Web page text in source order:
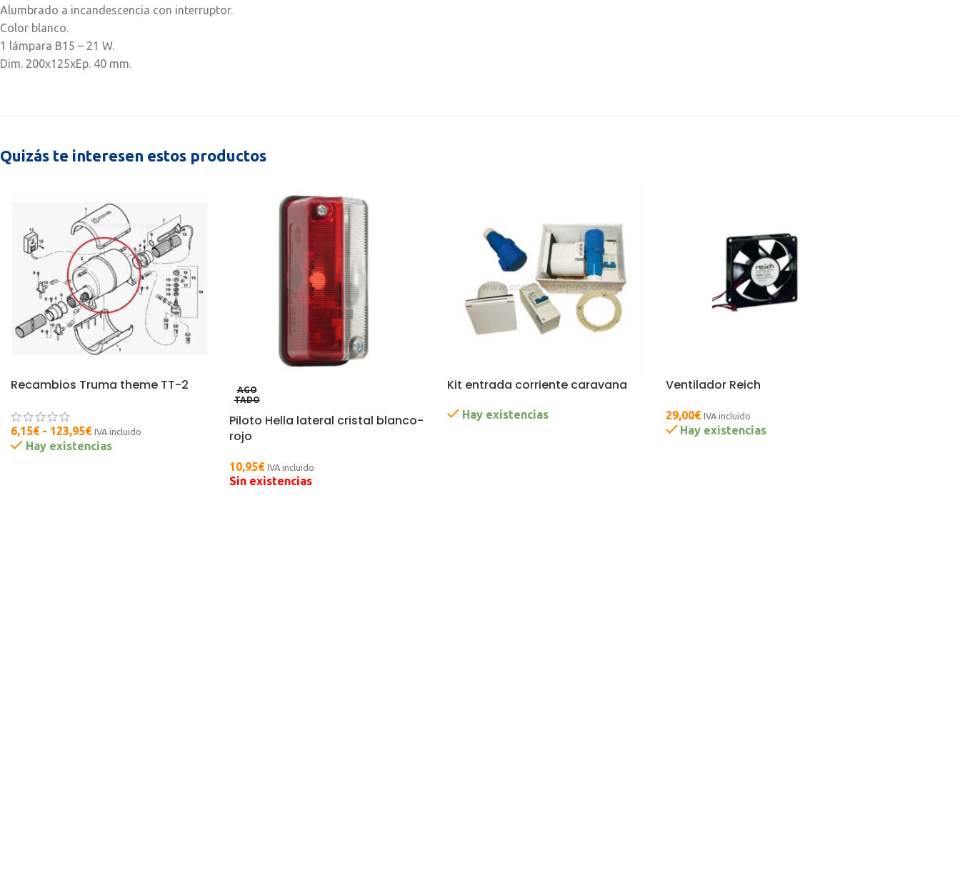
Alumbrado a incandescencia con interruptor.
Color blanco.
1 lámpara B15 – 21 W.
Dim. 200x125xEp. 40 mm.
Quizás te interesen estos productos
Recambios Truma theme TT-2
6,15€ - 123,95€ IVA incluido
Hay existencias
AGO
TADO
Piloto Hella lateral cristal blanco-
rojo
10,95€ IVA incluido
Sin existencias
Kit entrada corriente caravana
Hay existencias
Ventilador Reich
29,00€ IVA incluido
Hay existencias